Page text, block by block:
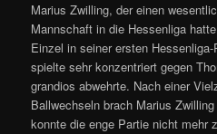
Marius Zwilling, der einen
Mannschaft in die Hessenliga
Einzel in seiner ersten
spielte sehr konzentriert gegen
grandios abwehrte. Nach einer
Ballwechseln brach Marius
konnte die enge Partie nicht mehr